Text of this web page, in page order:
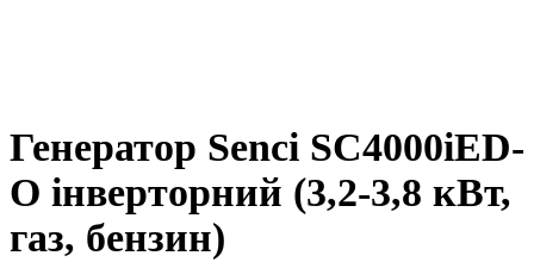
Генератор Senci SC4000iED-
O інверторний (3,2-3,8 кВт,
газ, бензин)